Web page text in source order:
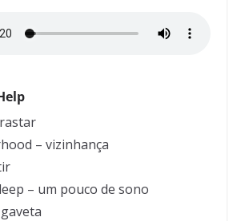
– vizinhança
– um pouco de sono